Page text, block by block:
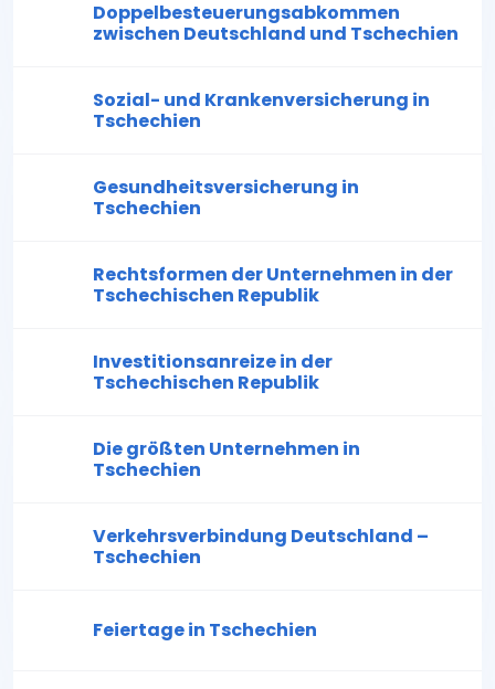
Doppelbesteuerungsabkommen
zwischen Deutschland und Tschechien
Sozial- und Krankenversicherung in
Tschechien
Gesundheitsversicherung in
Tschechien
Rechtsformen der Unternehmen in der
Tschechischen Republik
Investitionsanreize in der
Tschechischen Republik
Die größten Unternehmen in
Tschechien
Verkehrsverbindung Deutschland –
Tschechien
Feiertage in Tschechien